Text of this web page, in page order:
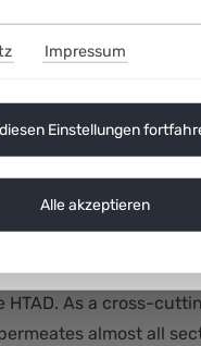
leader?
the country
sovereignty in key
is one of six key
HTAD. As a cross-
almost all
Impressum
Einstellungen
Alle akzeptieren